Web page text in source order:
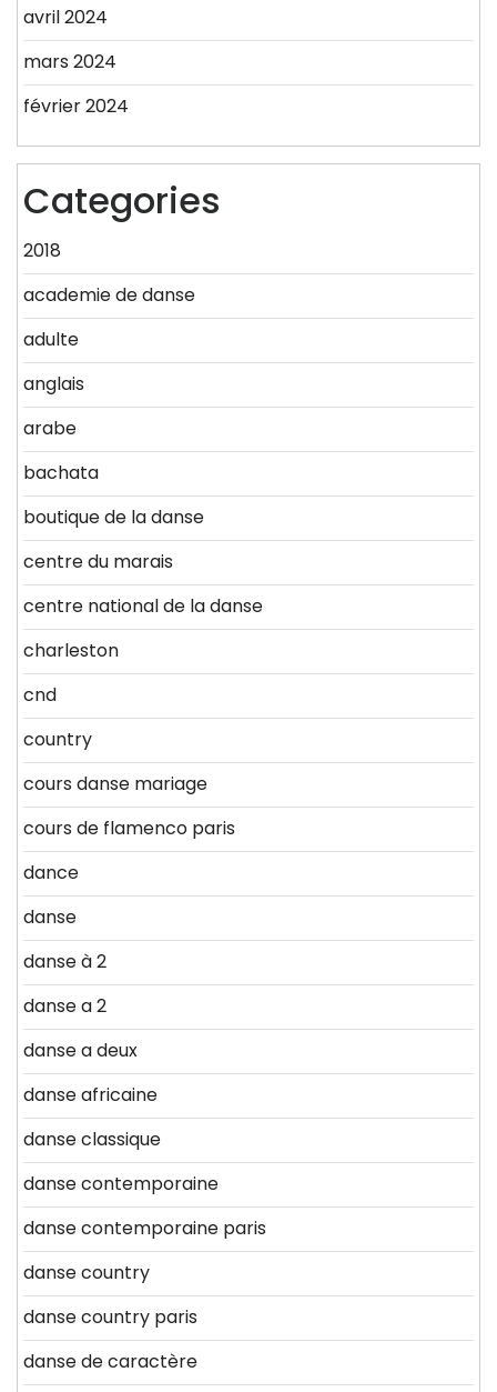
avril 2024
mars 2024
février 2024
Categories
2018
academie de danse
adulte
anglais
arabe
bachata
boutique de la danse
centre du marais
centre national de la danse
charleston
cnd
country
cours danse mariage
cours de flamenco paris
dance
danse
danse à 2
danse a 2
danse a deux
danse africaine
danse classique
danse contemporaine
danse contemporaine paris
danse country
danse country paris
danse de caractère